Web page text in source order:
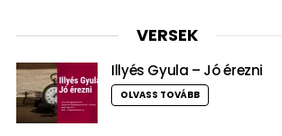
VERSEK
Illyés Gyula – Jó érezni
OLVASS TOVÁBB